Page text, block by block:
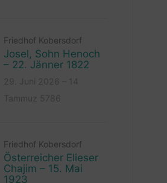
Friedhof Kobersdorf
Josel, Sohn Henoch
– 22. Jänner 1822
Friedhof Kobersdorf
Österreicher Elieser
Chajim – 15. Mai
1923